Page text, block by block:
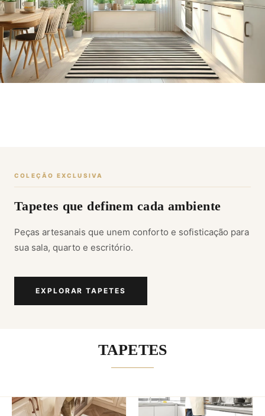
COLEÇÃO EXCLUSIVA
Tapetes que definem cada ambiente
Peças artesanais que unem conforto e sofisticação para
sua sala, quarto e escritório.
EXPLORAR TAPETES
TAPETES